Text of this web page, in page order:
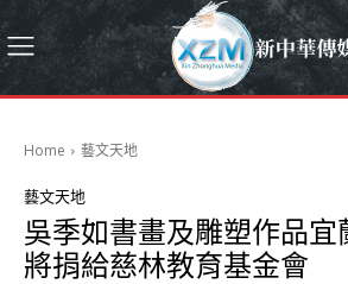
Home 藝文天地
藝文天地
吳季如書畫及雕塑作品宜
將捐給慈林教育基金會